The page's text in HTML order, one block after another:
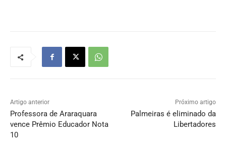
Artigo anterior
Professora de Araraquara
vence Prêmio Educador Nota
10
Próximo artigo
Palmeiras é eliminado da
Libertadores